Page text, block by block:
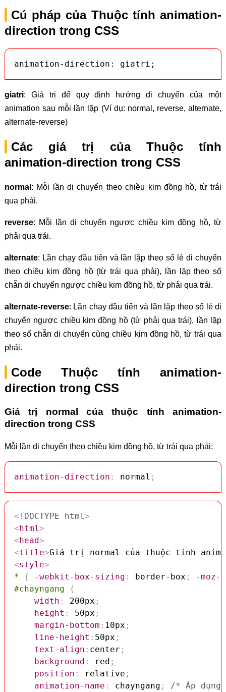
Cú pháp của Thuộc tính animation-
direction trong CSS
animation-direction: giatri;
giatri: Giá trị để quy định hướng di chuyển của một
animation sau mỗi lần lặp (Ví dụ: normal, reverse, alternate,
alternate-reverse)
Các giá trị của Thuộc tính
animation-direction trong CSS
normal : Mỗi lần di chuyển theo chiều kim đồng hồ, từ trái
qua phải.
reverse: Mỗi lần di chuyển ngược chiều kim đồng hồ, từ
phải qua trái.
alternate: Lần chạy đầu tiên và lần lặp theo số lẻ di chuyển
theo chiều kim đồng hồ (từ trái qua phải), lần lặp theo số
chẵn di chuyển ngược chiều kim đồng hồ, từ phải qua trái.
alternate-reverse: Lần chạy đầu tiên và lần lặp theo số lẻ di
chuyển ngược chiều kim đồng hồ (từ phải qua trái), lần lặp
theo số chẵn di chuyển cùng chiều kim đồng hồ, từ trái qua
phải.
Code Thuộc tính animation-
direction trong CSS
Giá trị normal của thuộc tính animation-
direction trong CSS
Mỗi lần di chuyển theo chiều kim đồng hồ, từ trái qua phải:
animation-direction : normal ;
<! DOCTYPE html >
<html >
<head>
<title>Giá trị normal của thuộc tính
<style>
*
{ -webkit-box-sizing : border-box ;
-moz-
#chayngang
{
width : 200px ;
height : 50px ;
margin-bottom : 10px ;
line-height : 50px ;
text-align : center ;
background : red ;
position : relative ;
animation-name : chayngang ;
/* Áp dụng